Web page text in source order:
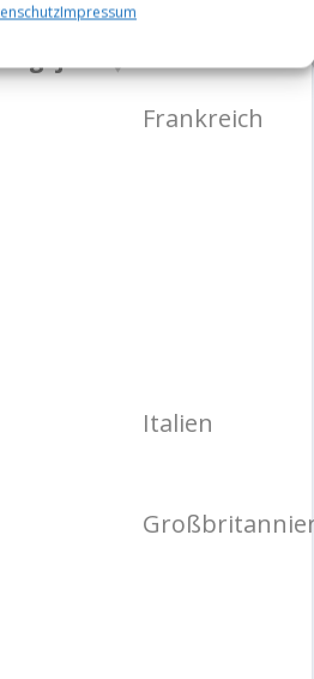
Impressum
Frankreich
Italien